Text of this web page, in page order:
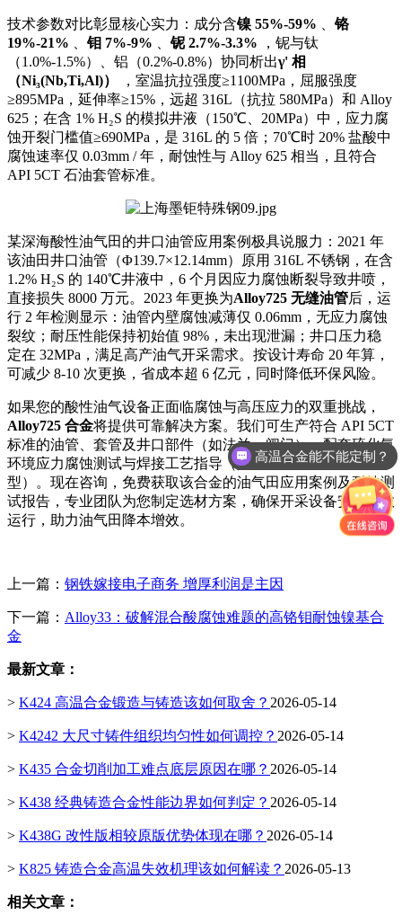
技术参数对比彰显核心实力：成分含镍 55%-59% 、铬
19%-21% 、钼 7%-9% 、铌 2.7%-3.3% ，铌与钛
（1.0%-1.5%）、铝（0.2%-0.8%）协同析出γ' 相
（Ni₃(Nb,Ti,Al)）
，室温抗拉强度≥1100MPa，屈服强度
≥895MPa，延伸率≥15%，远超 316L（抗拉 580MPa）和 Alloy
625；在含 1% H₂S 的模拟井液（150℃、20MPa）中，应力腐
蚀开裂门槛值≥690MPa，是 316L 的 5 倍；70℃时 20% 盐酸中
腐蚀速率仅 0.03mm / 年，耐蚀性与 Alloy 625 相当，且符合
API 5CT 石油套管标准。
某深海酸性油气田的井口油管应用案例极具说服力：2021 年
该油田井口油管（Φ139.7×12.14mm）原用 316L 不锈钢，在含
1.2% H₂S 的 140℃井液中，6 个月因应力腐蚀断裂导致井喷，
直接损失 8000 万元。2023 年更换为Alloy725 无缝油管后，运
行 2 年检测显示：油管内壁腐蚀减薄仅 0.06mm，无应力腐蚀
裂纹；耐压性能保持初始值 98%，未出现泄漏；井口压力稳
定在 32MPa，满足高产油气开采需求。按设计寿命 20 年算，
可减少 8-10 次更换，省成本超 6 亿元，同时降低环保风险。
如果您的酸性油气设备正面临腐蚀与高压应力的双重挑战，
Alloy725 合金将提供可靠解决方案。我们可生产符合 API 5CT
标准的油管、套管及井口部件（如法兰、阀门），配套硫化氢
环境应力腐蚀测试与焊接工艺指导（如 ERNiCrMo-10 焊丝选
型）。现在咨询，免费获取该合金的油气田应用案例及耐蚀测
试报告，专业团队为您制定选材方案，确保开采设备安全长效
运行，助力油气田降本增效。
上一篇： 钢铁嫁接电子商务 增厚利润是主因
下一篇： Alloy33：破解混合酸腐蚀难题的高铬钼耐蚀镍基合
金
最新文章：
> K424 高温合金锻造与铸造该如何取舍？ 2026-05-14
> K4242 大尺寸铸件组织均匀性如何调控？ 2026-05-14
> K435 合金切削加工难点底层原因在哪？ 2026-05-14
> K438 经典铸造合金性能边界如何判定？ 2026-05-14
> K438G 改性版相较原版优势体现在哪？ 2026-05-14
> K825 铸造合金高温失效机理该如何解读？ 2026-05-13
相关文章：
高温合金能不能定制？